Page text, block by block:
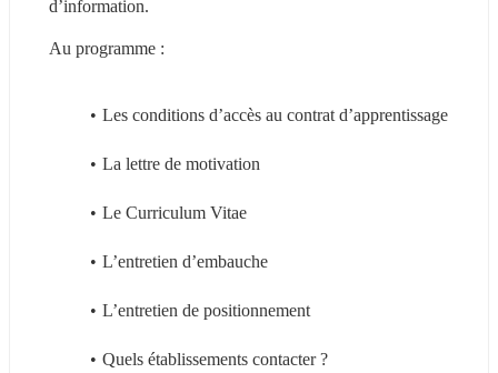
d’information.
Au programme :
Les conditions d’accès au contrat d’apprentissage
La lettre de motivation
Le Curriculum Vitae
L’entretien d’embauche
L’entretien de positionnement
Quels établissements contacter ?